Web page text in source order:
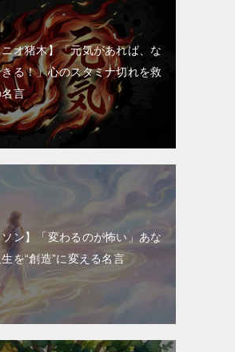
ニオ猪木】「元気があれば、な
きる！」心のスタミナ切れを救
名言
ン】「変わるのが怖い」あな
を“創造”に変える名言